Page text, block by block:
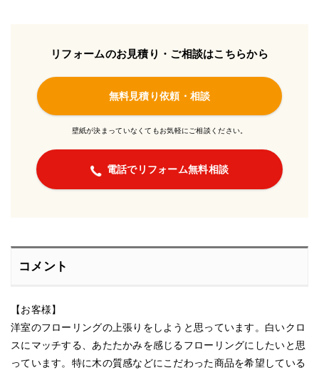
リフォームのお見積り・ご相談はこちらから
無料見積り依頼・相談
壁紙が決まっていなくてもお気軽にご相談ください。
電話でリフォーム無料相談
コメント
【お客様】
洋室のフローリングの上張りをしようと思っています。白いクロ
スにマッチする、あたたかみを感じるフローリングにしたいと思
っています。特に木の質感などにこだわった商品を希望している